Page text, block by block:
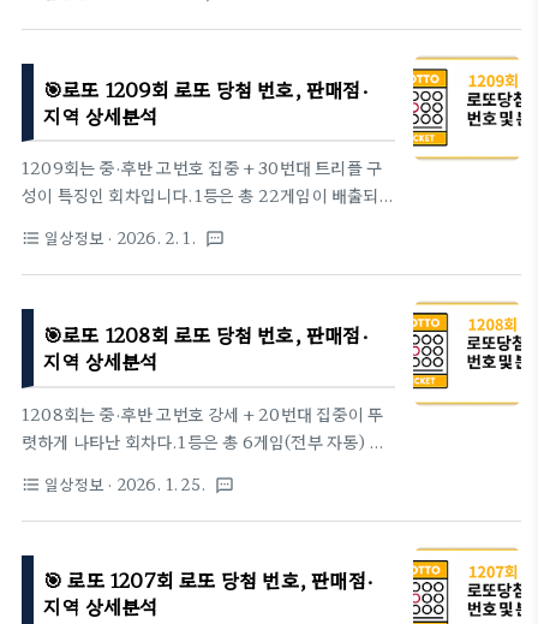
31이 중고번호대 보정 역할을 하면서 전체 균형을 맞
춘 구조입니다.1등은 총 24게임(자동 13 · 수동 10 ·
반자동 1) 이 배출되어최근 회차 대비 당첨자 수가 많
은 편에 속합니다.1. 이번 주 당첨번호(2026년 2월 7
일 추첨)1등 번호 : 1 · 7 · 9 · 17 · 27 · 38보너스 번
호 : 31번호대 구성은 다음과 같습니다.→ 저번호(1 ~
10) : 3개→ 중번호(11 ~ 30) : 2개→ 고번호(31 ~
45) : 1개1210회는 최근 회차 흐름과 비교해도저번
호 비중이 확실히 높았던 회차로 분류됩니다.2. 당첨
자 수 ·..
🎯로또 1209회 로또 당첨 번호, 판매점·
지역 상세분석
1209회는 중·후반 고번호 집중 + 30번대 트리플 구
성이 특징인 회차입니다.1등은 총 22게임이 배출되었
구조를 보였습니다.특히 35 · 37 · 39로 이어지는 30
번대 후반 번호대가 이번 회차 흐름의 핵심이었습니
다.1. 이번 주 당첨번호(2026년 01월 31일 추첨)1등
번호 : 2 · 17 · 20 · 35 · 37 · 39보너스 번호 : 24번
호대 구성은 다음과 같습니다.→ 저번호(1 ~ 10) : 1개
→ 중번호(11 ~ 30) : 2개→ 고번호(31 ~ 45) : 3개이
번 회차는 30번대 고번호가 3개 동시 출현하며최근
회차 중에서도 비교적 강한 후반 집중형 패턴을 형성
했습니다.2. 당첨자 수 · 당첨금 & 구매 방식→ 1등 당
첨금은 13..
format_list_bulleted 일상정보 · 2026. 2. 1. textsms
🎯로또 1208회 로또 당첨 번호, 판매점·
지역 상세분석
1208회는 중·후반 고번호 강세 + 20번대 집중이 뚜
렷하게 나타난 회차다.1등은 총 6게임(전부 자동) 으
번대 중심 후반 흐름이 당첨 구조를 주도했다.1. 이번
주 당첨번호 (2026년 01월 24일 추첨)1등 번호 : 6 ·
27 · 30 · 36 · 38 · 42보너스 번호 : 25→ 저번호(1 ~
10) 1개→ 중번호(11 ~ 30) 2개→ 고번호(31 ~ 45) 3
개특히 30 · 36 · 38 · 42는최근 회차 기준에서도 후
format_list_bulleted 일상정보 · 2026. 1. 25. textsms
🎯 로또 1207회 로또 당첨 번호, 판매점·
지역 상세분석